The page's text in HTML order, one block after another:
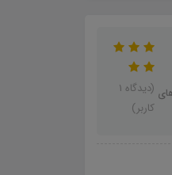
(دیدگاه 1
کاربر)